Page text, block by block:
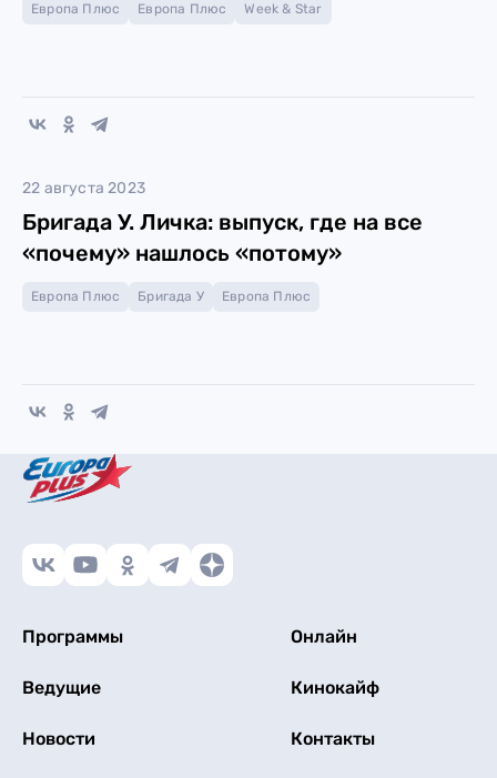
Европа Плюс Европа Плюс Week & Star
22 августа 2023
Бригада У. Личка: выпуск, где на все
«почему» нашлось «потому»
Европа Плюс Бригада У Европа Плюс
Программы Онлайн
Ведущие Кинокайф
Новости Контакты